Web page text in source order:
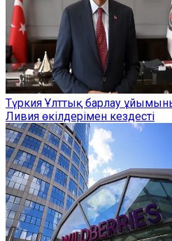
Түркия Ұлттық барлау
Ливия өкілдерімен кездесті